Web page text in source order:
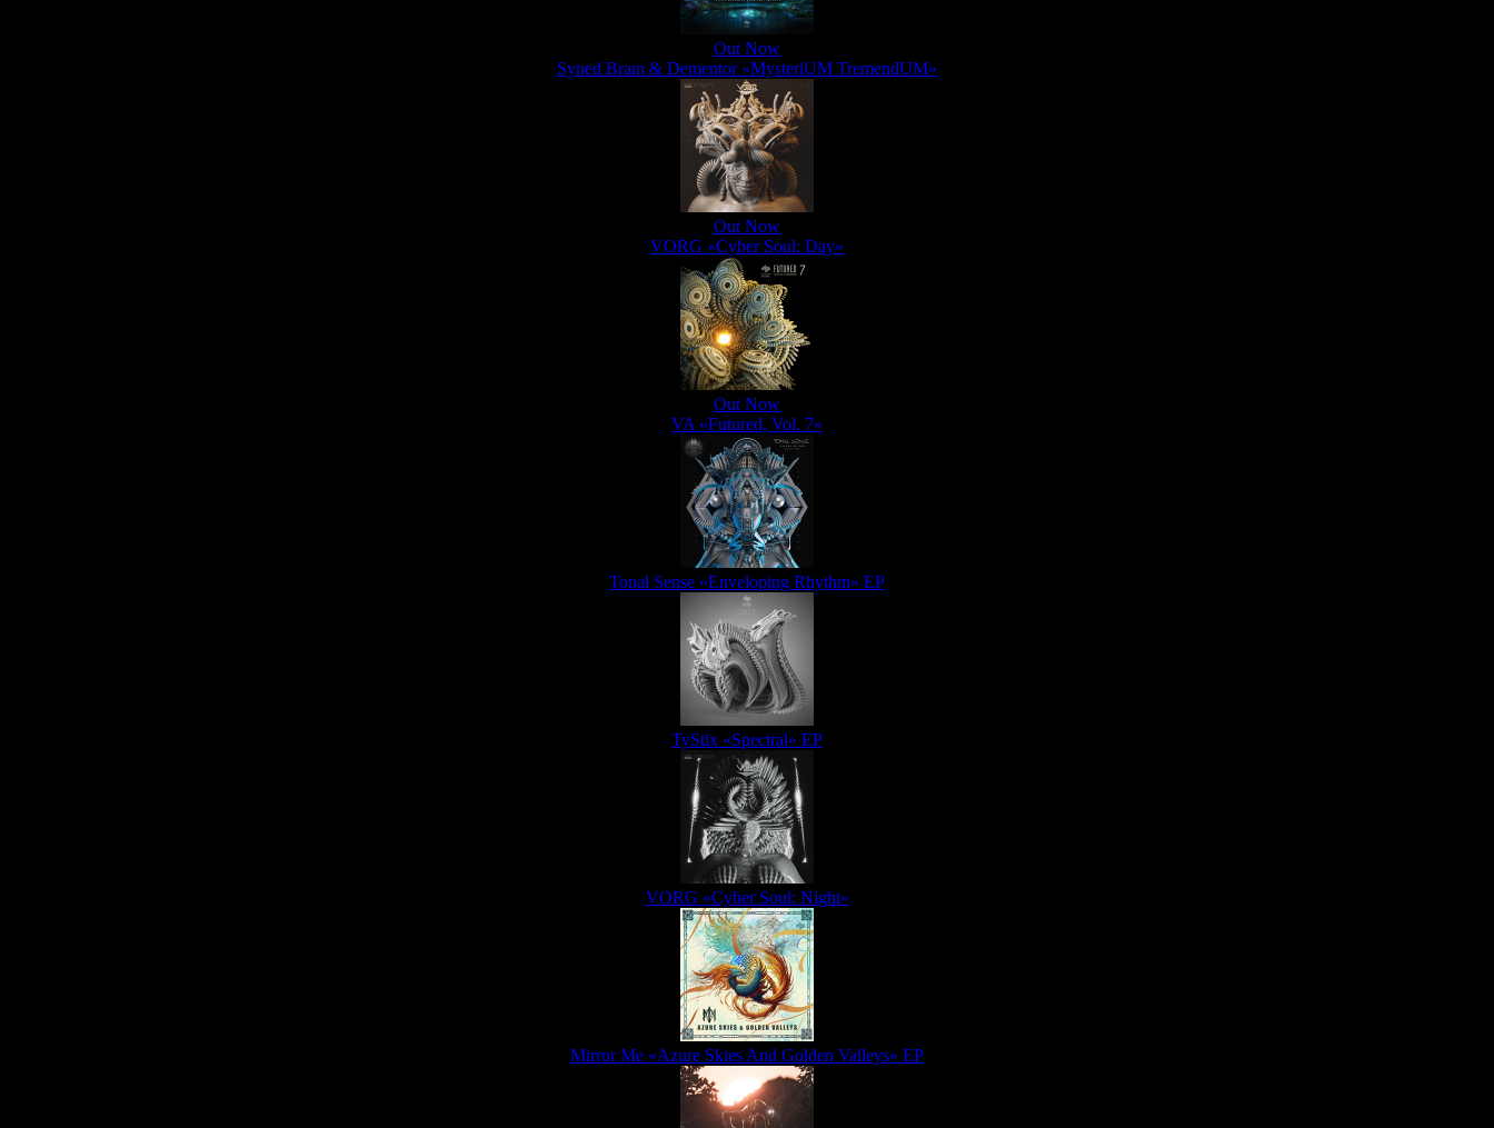
Out Now
Syned Brain & Dementor «MysteriUM TremendUM»
Out Now
VORG «Cyber Soul: Day»
Out Now
VA «Futured, Vol. 7»
Tonal Sense «Enveloping Rhythm» EP
TyStix «Spectral» EP
VORG «Cyber Soul: Night»
Mirror Me «Azure Skies And Golden Valleys» EP